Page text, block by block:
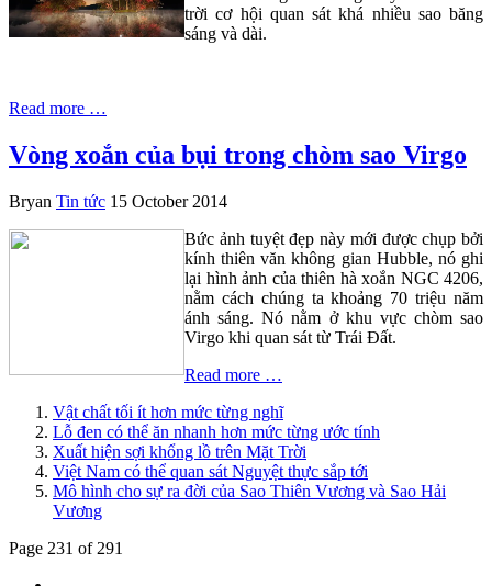
trời cơ hội quan sát khá nhiều sao băng
sáng và dài.
Read more …
Vòng xoắn của bụi trong chòm sao Virgo
Bryan Tin tức 15 October 2014
Bức ảnh tuyệt đẹp này mới được chụp bởi
kính thiên văn không gian Hubble, nó ghi
lại hình ảnh của thiên hà xoắn NGC 4206,
nằm cách chúng ta khoảng 70 triệu năm
ánh sáng. Nó nằm ở khu vực chòm sao
Virgo khi quan sát từ Trái Đất.
Read more …
Vật chất tối ít hơn mức từng nghĩ
Lỗ đen có thể ăn nhanh hơn mức từng ước tính
Xuất hiện sợi khổng lồ trên Mặt Trời
Việt Nam có thể quan sát Nguyệt thực sắp tới
Mô hình cho sự ra đời của Sao Thiên Vương và Sao Hải
Vương
Page 231 of 291